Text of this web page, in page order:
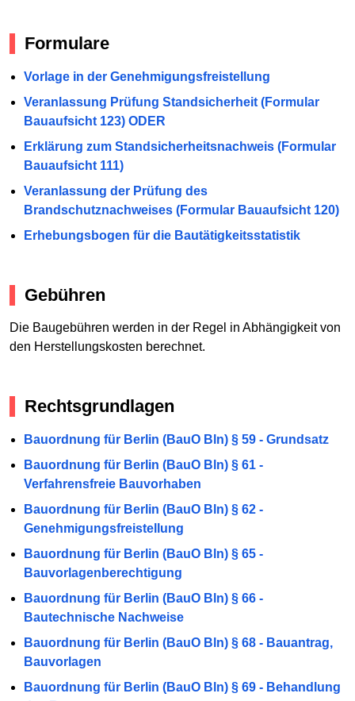
Formulare
Vorlage in der Genehmigungsfreistellung
Veranlassung Prüfung Standsicherheit (Formular
Bauaufsicht 123) ODER
Erklärung zum Standsicherheitsnachweis (Formular
Bauaufsicht 111)
Veranlassung der Prüfung des
Brandschutznachweises (Formular Bauaufsicht 120)
Erhebungsbogen für die Bautätigkeitsstatistik
Gebühren
Die Baugebühren werden in der Regel in Abhängigkeit von
den Herstellungskosten berechnet.
Rechtsgrundlagen
Bauordnung für Berlin (BauO Bln) § 59 - Grundsatz
Bauordnung für Berlin (BauO Bln) § 61 -
Verfahrensfreie Bauvorhaben
Bauordnung für Berlin (BauO Bln) § 62 -
Genehmigungsfreistellung
Bauordnung für Berlin (BauO Bln) § 65 -
Bauvorlagenberechtigung
Bauordnung für Berlin (BauO Bln) § 66 -
Bautechnische Nachweise
Bauordnung für Berlin (BauO Bln) § 68 - Bauantrag,
Bauvorlagen
Bauordnung für Berlin (BauO Bln) § 69 - Behandlung